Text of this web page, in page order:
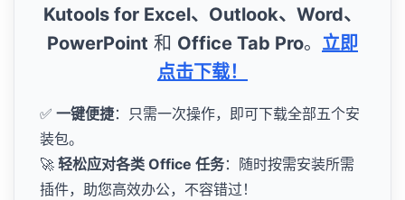
Kutools for Excel、Outlook、Word、
PowerPoint 和 Office Tab Pro。 立即
点击下载！
✅ 一键便捷：只需一次操作，即可下载全部五个安
装包。
🚀 轻松应对各类 Office 任务：随时按需安装所需
插件，助您高效办公，不容错过！